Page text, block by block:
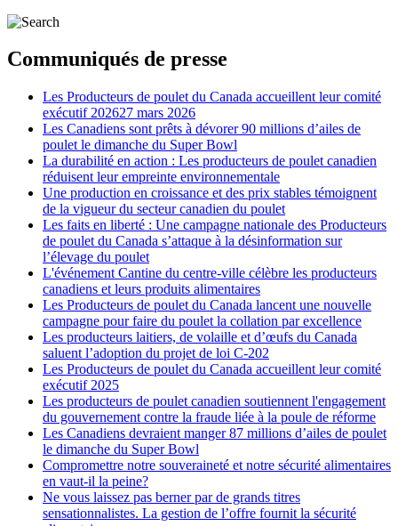
Communiqués de presse
Les Producteurs de poulet du Canada accueillent leur comité
exécutif 202627 mars 2026
Les Canadiens sont prêts à dévorer 90 millions d’ailes de
poulet le dimanche du Super Bowl
La durabilité en action : Les producteurs de poulet canadien
réduisent leur empreinte environnementale
Une production en croissance et des prix stables témoignent
de la vigueur du secteur canadien du poulet
Les faits en liberté : Une campagne nationale des Producteurs
de poulet du Canada s’attaque à la désinformation sur
l’élevage du poulet
L'événement Cantine du centre-ville célèbre les producteurs
canadiens et leurs produits alimentaires
Les Producteurs de poulet du Canada lancent une nouvelle
campagne pour faire du poulet la collation par excellence
Les producteurs laitiers, de volaille et d’œufs du Canada
saluent l’adoption du projet de loi C-202
Les Producteurs de poulet du Canada accueillent leur comité
exécutif 2025
Les producteurs de poulet canadien soutiennent l'engagement
du gouvernement contre la fraude liée à la poule de réforme
Les Canadiens devraient manger 87 millions d’ailes de poulet
le dimanche du Super Bowl
Compromettre notre souveraineté et notre sécurité alimentaires
en vaut-il la peine?
Ne vous laissez pas berner par de grands titres
sensationnalistes. La gestion de l’offre fournit la sécurité